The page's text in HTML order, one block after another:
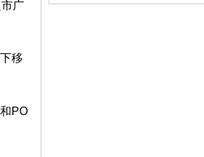
广
移
PO